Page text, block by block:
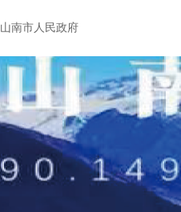
山南市人民政府